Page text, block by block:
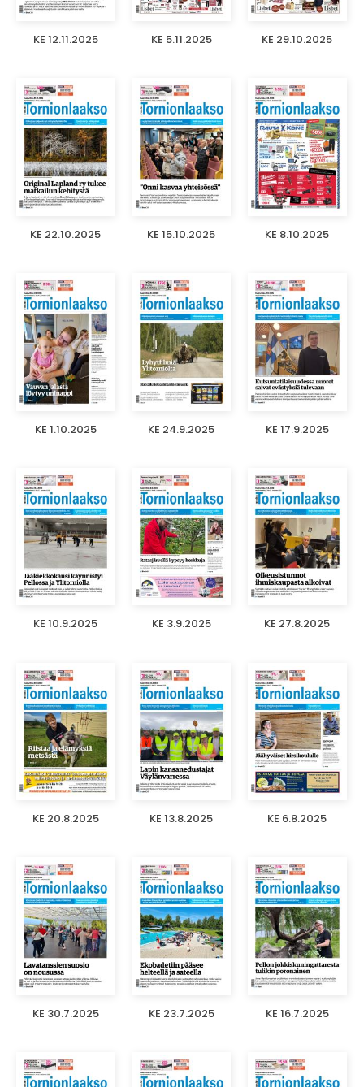
KE 12.11.2025 KE 5.11.2025 KE 29.10.2025
KE 22.10.2025 KE 15.10.2025 KE 8.10.2025
KE 1.10.2025 KE 24.9.2025 KE 17.9.2025
KE 10.9.2025 KE 3.9.2025 KE 27.8.2025
KE 20.8.2025 KE 13.8.2025 KE 6.8.2025
KE 30.7.2025 KE 23.7.2025 KE 16.7.2025